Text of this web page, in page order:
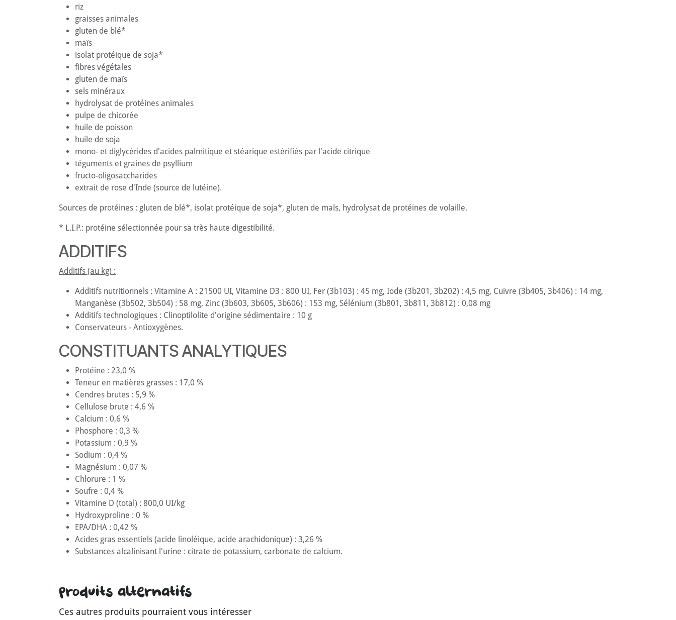
riz
graisses animales
gluten de blé*
maïs
isolat protéique de soja*
fibres végétales
gluten de maïs
sels minéraux
hydrolysat de protéines animales
pulpe de chicorée
huile de poisson
huile de soja
mono- et diglycérides d'acides palmitique et stéarique estérifiés par l'acide citrique
téguments et graines de psyllium
fructo-oligosaccharides
extrait de rose d'Inde (source de lutéine).
Sources de protéines : gluten de blé*, isolat protéique de soja*, gluten de maïs, hydrolysat de protéines de volaille.
* L.I.P.: protéine sélectionnée pour sa très haute digestibilité.
ADDITIFS
Additifs (au kg) :
Additifs nutritionnels : Vitamine A : 21500 UI, Vitamine D3 : 800 UI, Fer (3b103) : 45 mg, Iode (3b201, 3b202) : 4,5 mg, Cuivre (3b405, 3b406) : 14 mg,
Manganèse (3b502, 3b504) : 58 mg, Zinc (3b603, 3b605, 3b606) : 153 mg, Sélénium (3b801, 3b811, 3b812) : 0,08 mg
Additifs technologiques : Clinoptilolite d'origine sédimentaire : 10 g
Conservateurs - Antioxygènes.
CONSTITUANTS ANALYTIQUES
Protéine : 23,0 %
Teneur en matières grasses : 17,0 %
Cendres brutes : 5,9 %
Cellulose brute : 4,6 %
Calcium : 0,6 %
Phosphore : 0,3 %
Potassium : 0,9 %
Sodium : 0,4 %
Magnésium : 0,07 %
Chlorure : 1 %
Soufre : 0,4 %
Vitamine D (total) : 800,0 UI/kg
Hydroxyproline : 0 %
EPA/DHA : 0,42 %
Acides gras essentiels (acide linoléique, acide arachidonique) : 3,26 %
Substances alcalinisant l'urine : citrate de potassium, carbonate de calcium.
Produits alternatifs
Ces autres produits pourraient vous intéresser